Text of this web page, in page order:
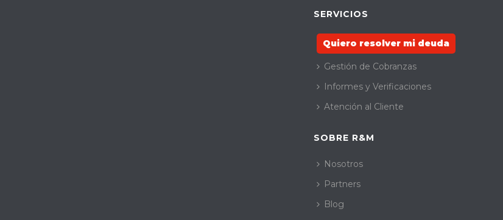
SERVICIOS
Quiero resolver mi deuda
Gestión de Cobranzas
Informes y Verificaciones
Atención al Cliente
SOBRE R&M
Nosotros
Partners
Blog